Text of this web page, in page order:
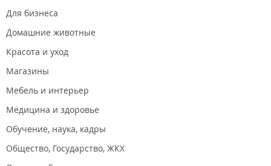
Для бизнеса
Домашние животные
Красота и уход
Магазины
Мебель и интерьер
Медицина и здоровье
Обучение, наука, кадры
Общество, Государство, ЖКХ